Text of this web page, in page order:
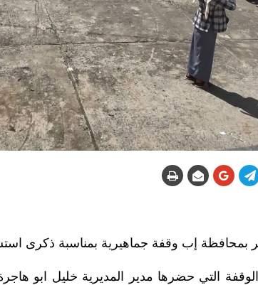
بمحافظة إب وقفة جماهيرية بمناسبة ذكرى
التي حضرها مدير المديرية خليل ابو